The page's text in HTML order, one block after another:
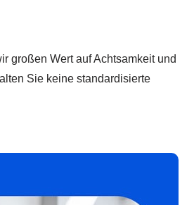
großen Wert auf Achtsamkeit und
Sie keine standardisierte